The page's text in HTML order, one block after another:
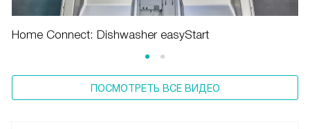
Home Connect: Dishwasher easyStart
ПОСМОТРЕТЬ ВСЕ ВИДЕО